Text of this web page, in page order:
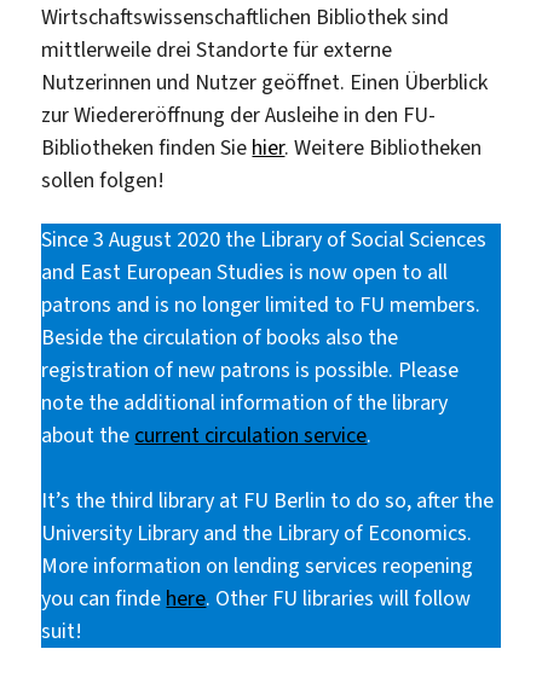
Wirtschaftswissenschaftlichen Bibliothek sind
mittlerweile drei Standorte für externe
Nutzerinnen und Nutzer geöffnet. Einen Überblick
zur Wiedereröffnung der Ausleihe in den FU-
Bibliotheken finden Sie hier. Weitere Bibliotheken
sollen folgen!
Since 3 August 2020 the Library of Social Sciences
and East European Studies is now open to all
patrons and is no longer limited to FU members.
Beside the circulation of books also the
registration of new patrons is possible. Please
note the additional information of the library
about the current circulation service.
It’s the third library at FU Berlin to do so, after the
University Library and the Library of Economics.
More information on lending services reopening
you can finde here. Other FU libraries will follow
suit!